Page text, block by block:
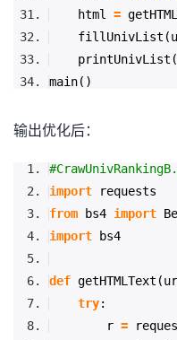
验
收
持
建
议
html =
main()
输出优化后：
import
requests
from
bs4 import
import
bs4
def
try:
r =